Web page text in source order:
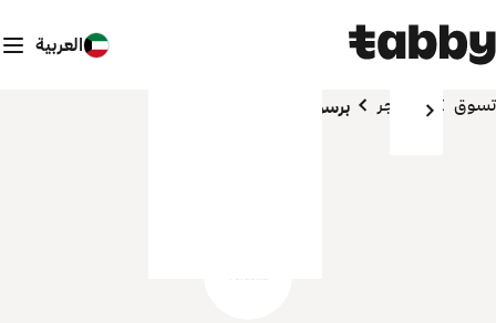
العربية
تسوق المتاجر برسونا